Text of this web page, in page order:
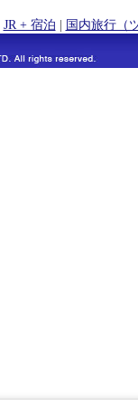
JR + 宿泊 | 国内旅行（